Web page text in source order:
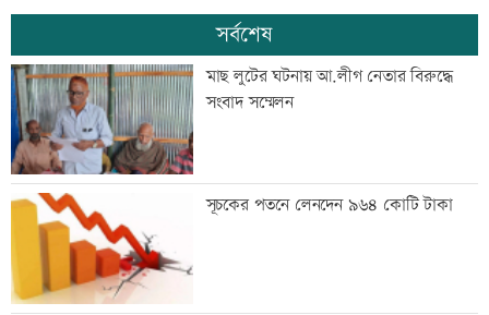
সর্বশেষ
মাছ লুটের ঘটনায় আ.লীগ নেতার বিরুদ্ধে
সংবাদ সম্মেলন
সূচকের পতনে লেনদেন ৯৬৪ কোটি টাকা